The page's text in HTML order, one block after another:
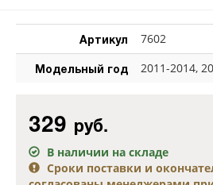
Артикул 7602
Модельный год 2011-2014,
329 руб.
В наличии на складе
Сроки поставки и